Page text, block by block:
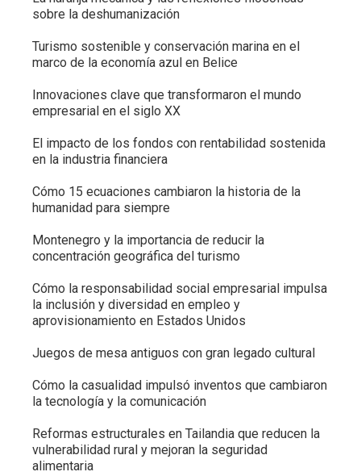
sobre la deshumanización
Turismo sostenible y conservación marina en el
marco de la economía azul en Belice
Innovaciones clave que transformaron el mundo
empresarial en el siglo XX
El impacto de los fondos con rentabilidad sostenida
en la industria financiera
Cómo 15 ecuaciones cambiaron la historia de la
humanidad para siempre
Montenegro y la importancia de reducir la
concentración geográfica del turismo
Cómo la responsabilidad social empresarial impulsa
la inclusión y diversidad en empleo y
aprovisionamiento en Estados Unidos
Juegos de mesa antiguos con gran legado cultural
Cómo la casualidad impulsó inventos que cambiaron
la tecnología y la comunicación
Reformas estructurales en Tailandia que reducen la
vulnerabilidad rural y mejoran la seguridad
alimentaria